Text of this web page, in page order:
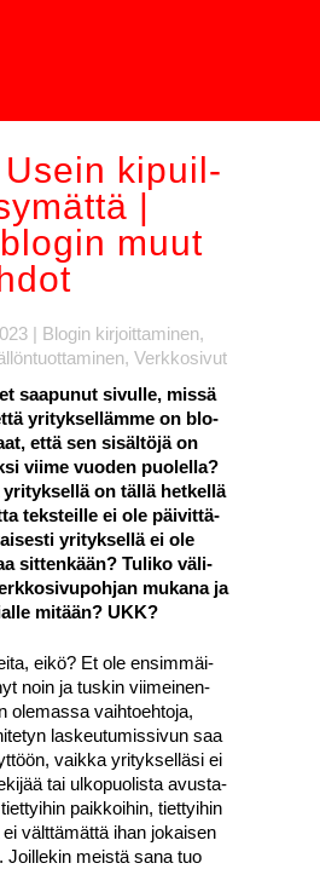
kipuil­
|
muut
| Blogin kirjoittaminen,
, Verkkosivut
saa­pu­nut sivul­le, mis­sä
yri­tyk­sel­läm­me on blo­
että sen sisäl­tö­jä on
vii­me vuo­den puo­lel­la?
on täl­lä het­kel­lä
teks­teil­le ei ole päi­vit­tä­
yri­tyk­sel­lä ei ole
sit­ten­kään? Tuli­ko väli­
muka­na ja
mitään? UKK?
eikö? Et ole ensim­mäi­
noin ja tus­kin vii­mei­nen­
ole­mas­sa vaih­toeh­to­ja,
las­keu­tu­mis­si­vun saa
vaik­ka yri­tyk­sel­lä­si ei
tai ulko­puo­lis­ta avus­ta­
paik­koi­hin, tiet­tyi­hin
vält­tä­mät­tä ihan jokai­sen
Joil­le­kin meis­tä sana tuo